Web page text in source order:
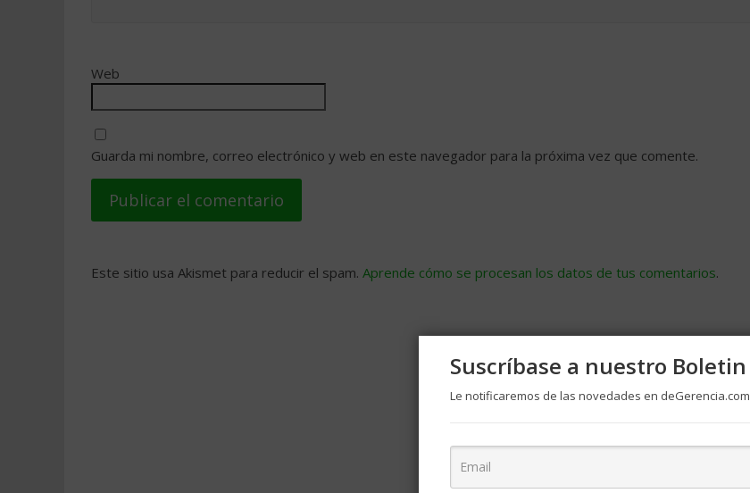
Web
Guarda mi nombre, correo electrónico y web en este navegador para la próxima vez que comente.
Este sitio usa Akismet para reducir el spam. Aprende cómo se procesan los datos de tus comentarios.
Suscríbase a nuestro Boletin
Le notificaremos de las novedades en deGerencia.com